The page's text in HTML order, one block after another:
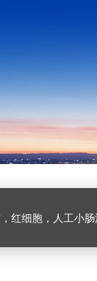
红细胞，人工小